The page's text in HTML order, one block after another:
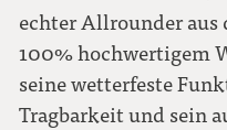
58
60
echter Allrounder aus
100% hochwertigem
seine wetterfeste
Tragbarkeit und sein